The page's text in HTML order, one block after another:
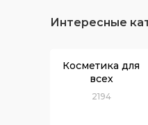
Интересные
Косметика для
всех
2194